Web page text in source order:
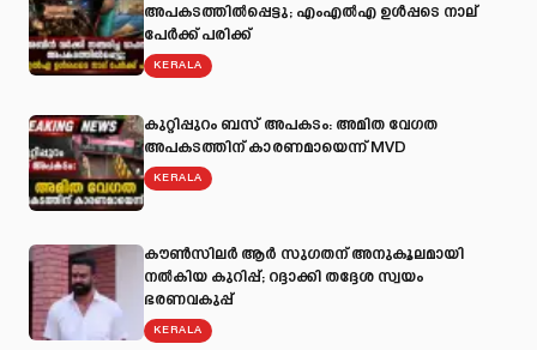
അപകടത്തില്‍പ്പെട്ടു; എംഎല്‍എ ഉള്‍പ്പടെ നാല്
പേര്‍ക്ക് പരിക്ക്
KERALA
കുറ്റിപ്പുറം ബസ് അപകടം: അമിത വേഗത
അപകടത്തിന് കാരണമായെന്ന് MVD
KERALA
കൗൺസിലർ ആർ സുഗതന് അനുകൂലമായി
നല്‍കിയ കുറിപ്പ്; റദ്ദാക്കി തദ്ദേശ സ്വയം
ഭരണവകുപ്പ്
KERALA